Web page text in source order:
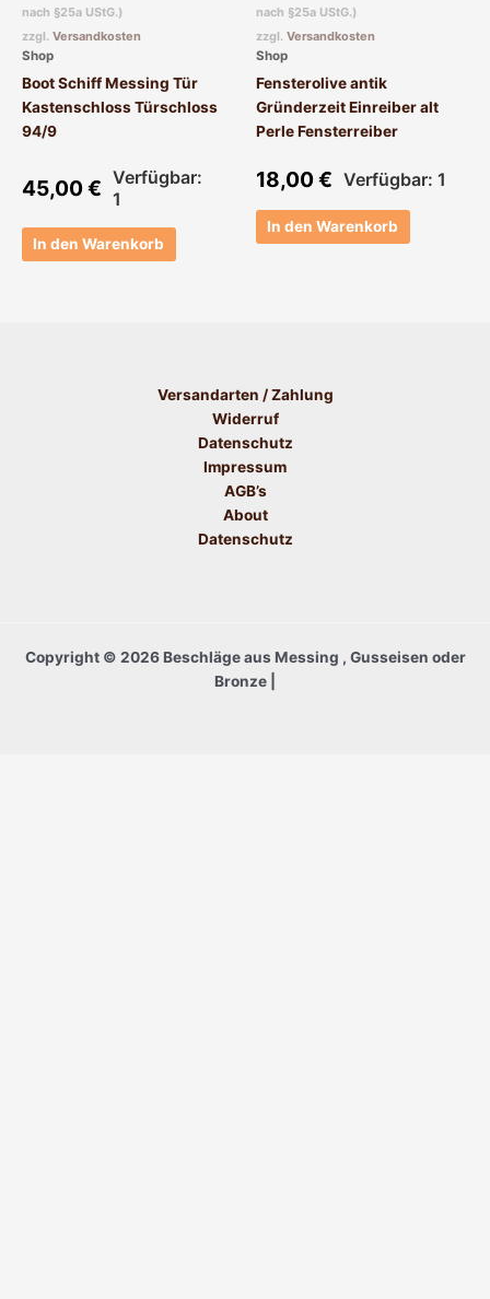
nach §25a UStG.)
zzgl. Versandkosten
Shop
Boot Schiff Messing Tür
Kastenschloss Türschloss
94/9
45,00€ Verfügbar:
1
In den Warenkorb
nach §25a UStG.)
zzgl. Versandkosten
Shop
Fensterolive antik
Gründerzeit Einreiber alt
Perle Fensterreiber
18,00€ Verfügbar: 1
In den Warenkorb
Versandarten / Zahlung
Widerruf
Datenschutz
Impressum
AGB’s
About
Datenschutz
Copyright © 2026 Beschläge aus Messing , Gusseisen oder
Bronze |